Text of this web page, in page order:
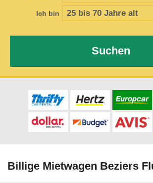
Ich bin
Suchen
Billige Mietwagen Beziers